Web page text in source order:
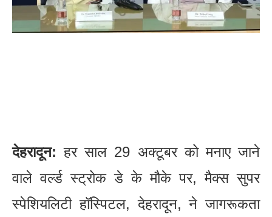
देहरादून: हर साल 29 अक्टूबर को मनाए जाने
वाले वर्ल्ड स्ट्रोक डे के मौके पर, मैक्स सुपर
स्पेशियलिटी हॉस्पिटल, देहरादून, ने जागरूकता